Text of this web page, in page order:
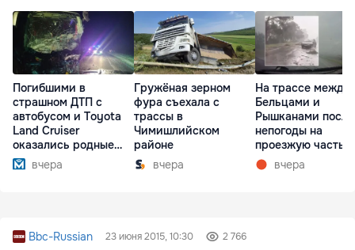
Погибшими в
страшном ДТП с
автобусом и Toyota
Land Cruiser
оказались родные
братьявчера
Гружёная зерном
фура съехала с
трассы в
Чимишлийском
районе
вчера
На трассе между
Бельцами и
Рышканами после
непогоды на
проезжую часть
упали деревья
вчера
Bbc-Russian 23 июня 2015, 10:30 2 766